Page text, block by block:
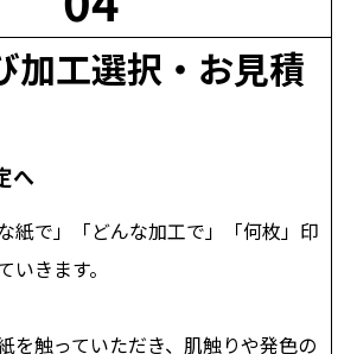
加工選択・お見積
へ
紙で」「どんな加工で」「何枚」印
いきます。
を触っていただき、肌触りや発色の